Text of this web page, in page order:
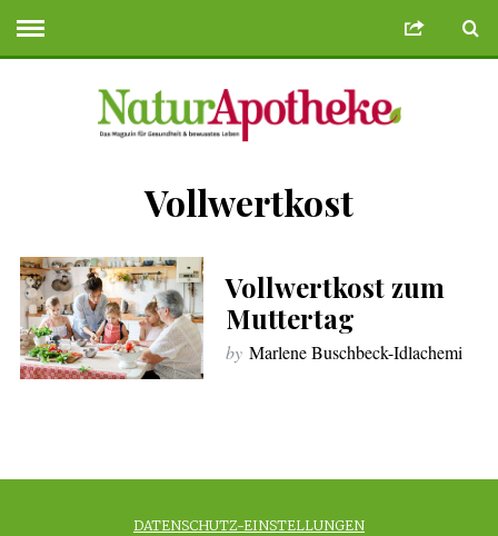
Bonusu Veren SitelerDeneme Bonusu Veren Siteler
Vollwertkost
Vollwertkost zum
Muttertag
by Marlene Buschbeck-Idlachemi
DATENSCHUTZ-EINSTELLUNGEN